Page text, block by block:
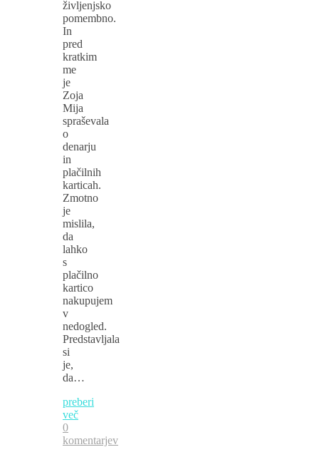
življenjsko
pomembno.
In
pred
kratkim
me
je
Zoja
Mija
spraševala
o
denarju
in
plačilnih
karticah.
Zmotno
je
mislila,
da
lahko
s
plačilno
kartico
nakupujem
v
nedogled.
Predstavljala
si
je,
da…
preberi
več
0
komentarjev